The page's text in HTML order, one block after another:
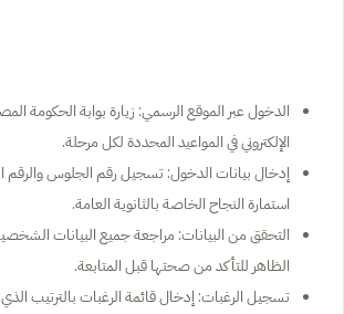
الدخول عبر الموقع الرسمي: زيارة بوابة الحكومة
الإلكتروني في المواعيد المحددة لكل مرحلة.
إدخال بيانات الدخول: تسجيل رقم الجلوس والرقم
استمارة النجاح الخاصة بالثانوية العامة.
التحقق من البيانات: مراجعة جميع البيانات
الظاهر للتأكد من صحتها قبل المتابعة.
تسجيل الرغبات: إدخال قائمة الرغبات بالترتيب